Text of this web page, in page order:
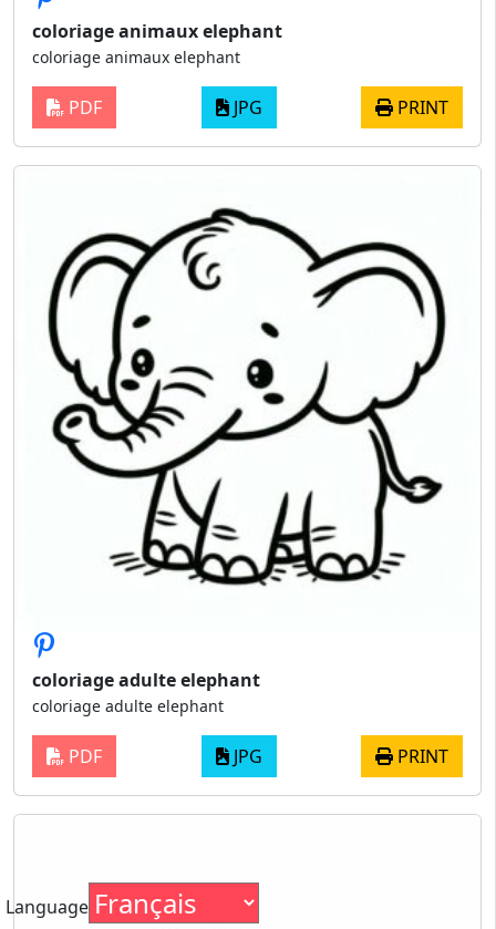
coloriage animaux elephant
coloriage animaux elephant
PDF JPG PRINT
coloriage adulte elephant
coloriage adulte elephant
PDF JPG PRINT
Language